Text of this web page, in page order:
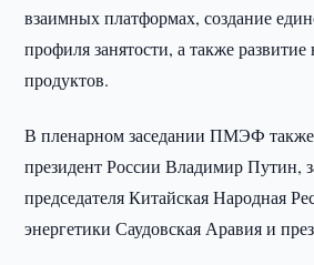
взаимных платформах, создание
профиля занятости, а также
продуктов.
В пленарном заседании ПМЭФ также
президент России Владимир Путин,
председателя Китайская Народная
энергетики Саудовская Аравия и